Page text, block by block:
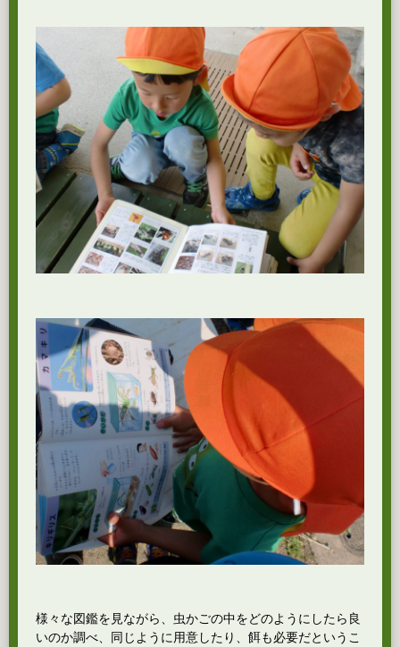
様々な図鑑を見ながら、虫かごの中をどのようにしたら良
いのか調べ、同じように用意したり、餌も必要だというこ